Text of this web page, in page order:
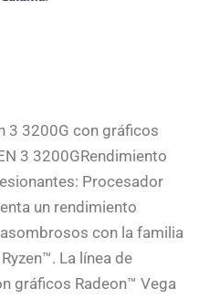
3 3200G con gráficos
3 3200GRendimiento
Procesador
un rendimiento
con la familia
La línea de
gráficos Radeon™ Vega